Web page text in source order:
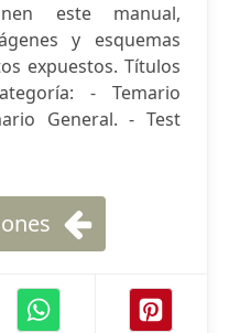
este manual,
y esquemas
expuestos. Títulos
- Temario
General. - Test